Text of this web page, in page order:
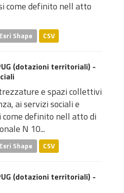
come definito nell atto
Esri Shape CSV
(dotazioni territoriali) -
e spazi collettivi
ai servizi sociali e
come definito nell atto di
N 10...
Esri Shape CSV
(dotazioni territoriali) -